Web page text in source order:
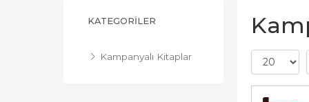
KATEGORILER
Kampanyalı Kitaplar